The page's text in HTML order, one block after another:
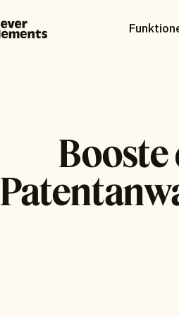
Booste